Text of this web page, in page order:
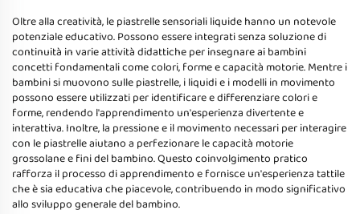
Oltre alla creatività, le piastrelle sensoriali liquide hanno un notevole
potenziale educativo. Possono essere integrati senza soluzione di
continuità in varie attività didattiche per insegnare ai bambini
concetti fondamentali come colori, forme e capacità motorie. Mentre i
bambini si muovono sulle piastrelle, i liquidi e i modelli in movimento
possono essere utilizzati per identificare e differenziare colori e
forme, rendendo l'apprendimento un'esperienza divertente e
interattiva. Inoltre, la pressione e il movimento necessari per interagire
con le piastrelle aiutano a perfezionare le capacità motorie
grossolane e fini del bambino. Questo coinvolgimento pratico
rafforza il processo di apprendimento e fornisce un'esperienza tattile
che è sia educativa che piacevole, contribuendo in modo significativo
allo sviluppo generale del bambino.